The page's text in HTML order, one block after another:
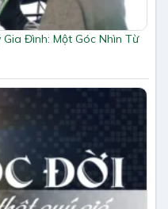
Đình: Một Góc Nhìn Từ